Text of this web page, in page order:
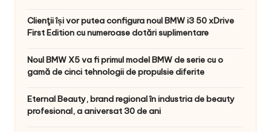
Clienţii își vor putea configura noul BMW i3 50 xDrive
First Edition cu numeroase dotări suplimentare
Noul BMW X5 va fi primul model BMW de serie cu o
gamă de cinci tehnologii de propulsie diferite
Eternal Beauty, brand regional în industria de beauty
profesional, a aniversat 30 de ani